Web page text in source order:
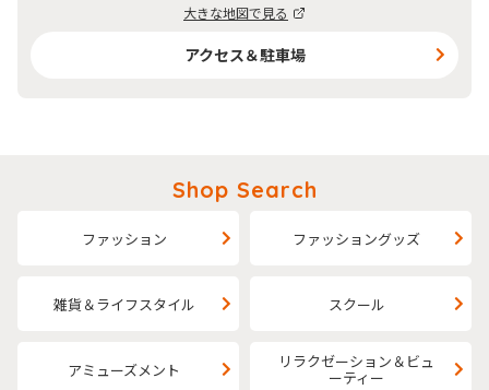
大きな地図で見る
アクセス＆駐車場
Shop Search
ファッション ファッショングッズ
雑貨＆ライフスタイル スクール
アミューズメント リラクゼーション＆ビュ
ーティー